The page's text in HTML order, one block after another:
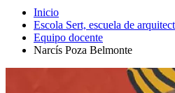
Inicio
Escola Sert, escuela de
Equipo docente
Narcís Poza Belmonte